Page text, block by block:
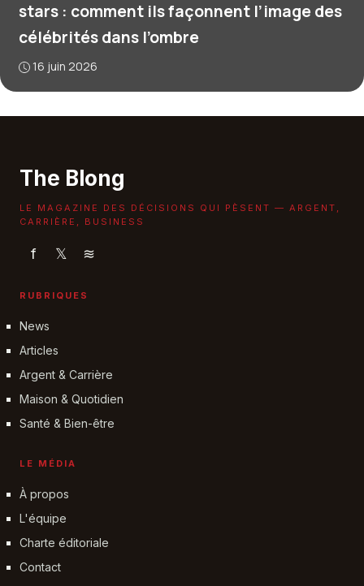
stars : comment ils façonnent l’image des
célébrités dans l’ombre
16 juin 2026
The Blong
LE MAGAZINE DES DÉCISIONS QUI PÈSENT — ARGENT,
CARRIÈRE, BUSINESS
f 𝕏 ≋
RUBRIQUES
News
Articles
Argent & Carrière
Maison & Quotidien
Santé & Bien-être
LE MÉDIA
À propos
L'équipe
Charte éditoriale
Contact